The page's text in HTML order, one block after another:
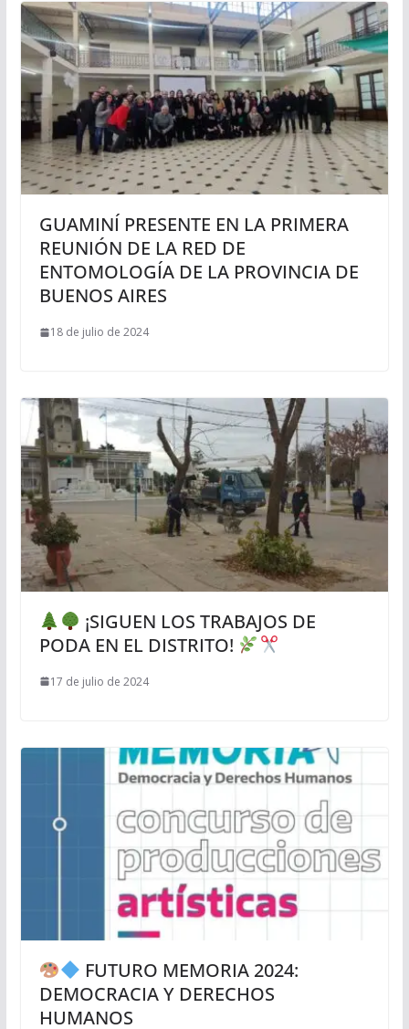
GUAMINÍ PRESENTE EN LA PRIMERA
REUNIÓN DE LA RED DE
ENTOMOLOGÍA DE LA PROVINCIA DE
BUENOS AIRES
18 de julio de 2024
¡SIGUEN LOS TRABAJOS DE
PODA EN EL DISTRITO!
17 de julio de 2024
FUTURO MEMORIA 2024:
DEMOCRACIA Y DERECHOS
HUMANOS